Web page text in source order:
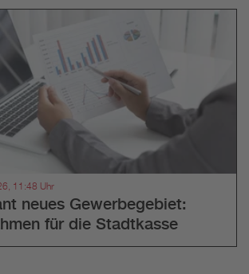
11:48 Uhr
neues Gewerbegebiet:
für die Stadtkasse